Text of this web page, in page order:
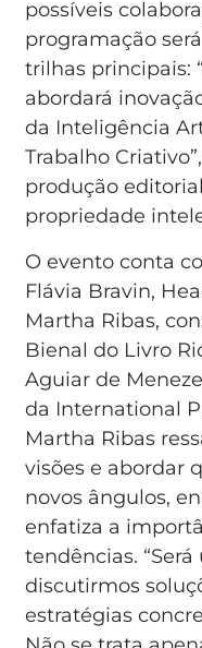
possíveis
programação
trilhas principais:
abordará
da Inteligência
Trabalho
produção
propriedade
O evento conta
Flávia Bravin,
Martha Ribas,
Bienal do Livro
Aguiar de
da International
Martha Ribas
visões e abordar
novos ângulos,
enfatiza a
tendências.
discutirmos
estratégias